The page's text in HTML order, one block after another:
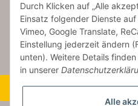
Widerrufsbutton
Durch Klicken auf „Alle
Einsatz folgender Dienste
Vimeo, Google Translate,
Einstellung jederzeit ändern
unten). Weitere Details
in unserer
Alle